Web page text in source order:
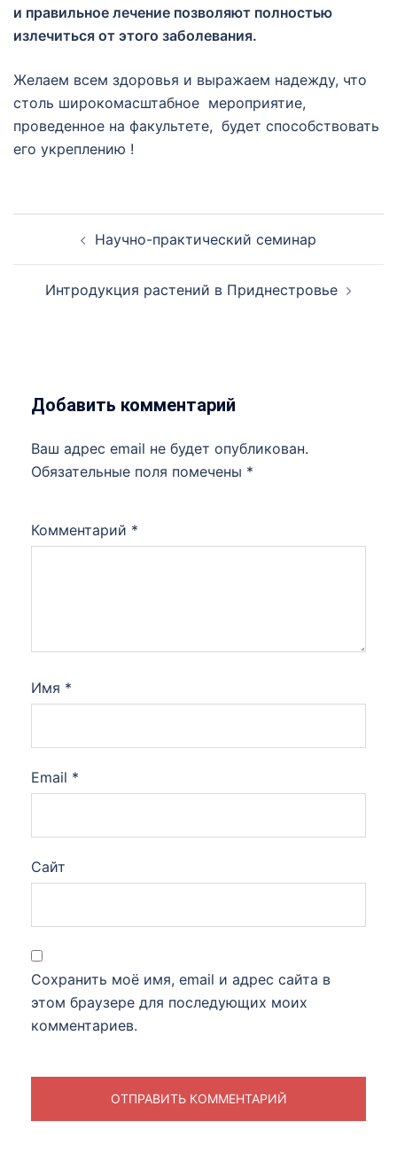
и правильное лечение позволяют полностью
излечиться от этого заболевания.
Желаем всем здоровья и выражаем надежду, что
столь широкомасштабное мероприятие,
проведенное на факультете, будет способствовать
его укреплению !
Научно-практический семинар
Интродукция растений в Приднестровье
Добавить комментарий
Ваш адрес email не будет опубликован.
Обязательные поля помечены *
Комментарий *
Имя *
Email *
Сайт
Сохранить моё имя, email и адрес сайта в
этом браузере для последующих моих
комментариев.